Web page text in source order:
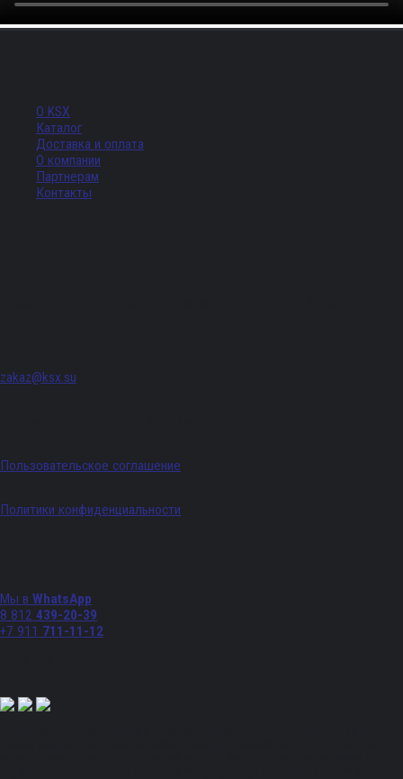
О KSX
Каталог
Доставка и оплата
О компании
Партнерам
Контакты
zakaz@ksx.su
Пользовательское соглашение
Политики конфиденциальности
Мы в WhatsApp
8 812 439-20-39
+7 911 711-11-12